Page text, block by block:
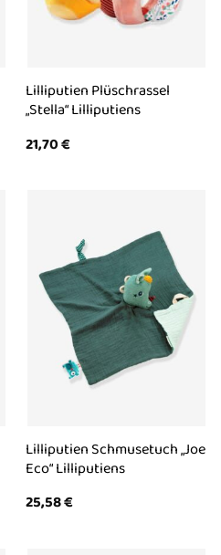
Lilliputien Plüschrassel
„Stella“ Lilliputiens
21,70€
Lilliputien Schmusetuch „Joe
Eco“ Lilliputiens
25,58€